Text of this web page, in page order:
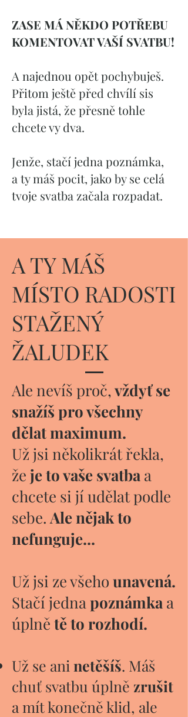
ZASE MÁ NĚKDO POTŘEBU
KOMENTOVAT VAŠÍ SVATBU!
A najednou opět pochybuješ.
Přitom ještě před chvílí sis
byla jistá, že přesně tohle
chcete vy dva.
Jenže, stačí jedna poznámka,
a ty máš pocit, jako by se celá
tvoje svatba začala rozpadat.
A TY MÁŠ
MÍSTO RADOSTI
STAŽENÝ
ŽALUDEK
Ale nevíš proč,vždyť se
snažíš pro všechny
dělat maximum.
Už jsi několikrát řekla,
že je to vaše svatba a
chcete si jí udělat podle
sebe.Ale nějak to
nefunguje...
Už jsi ze všeho unavená.
Stačí jednapoznámka a
úplně tě to rozhodí. ​​
Už se ani netěšíš. Máš
chuť svatbu úplně zrušit
a mít konečně klid, ale